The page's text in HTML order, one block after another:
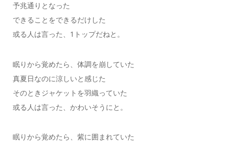
予兆通りとなった
できることをできるだけした
或る人は言った、1トップだねと。
眠りから覚めたら、体調を崩していた
真夏日なのに涼しいと感じた
そのときジャケットを羽織っていた
或る人は言った、かわいそうにと。
眠りから覚めたら、紫に囲まれていた